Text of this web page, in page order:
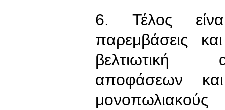
6. Τέλος
παρεμβάσεις
βελτιωτική
αποφάσεων